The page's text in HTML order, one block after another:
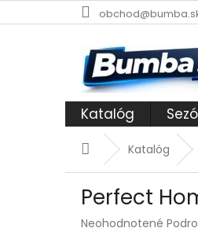
na
Katalóg
DomovKatalóg
Perfect
Priemerné
Neohodnotené